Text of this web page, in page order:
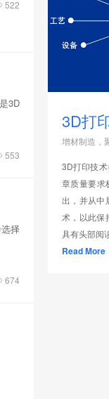
522
3D
553
择
674
3D打
增材制造，
3D打印技
章质量要求
出，并从中
术，以此保
具有头部阅
Read More